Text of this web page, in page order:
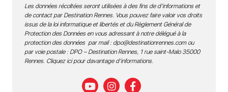
Les données récoltées seront utilisées à des fins de d’informations et
de contact par Destination Rennes. Vous pouvez faire valoir vos droits
issus de la loi informatique et libertés et du Règlement Général de
Protection des Données en vous adressant à notre délégué à la
protection des données par mail : dpo@destinationrennes.comou
par voie postale : DPO – Destination Rennes, 1 rue saint-Malo 35000
Rennes. Cliquez ici pour davantage d’informations.